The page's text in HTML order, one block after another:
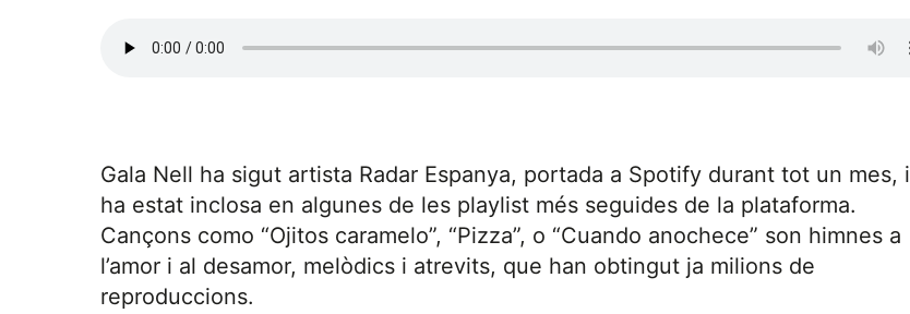
Gala Nell ha sigut artista Radar Espanya, portada a Spotify durant tot un mes, i
ha estat inclosa en algunes de les playlist més seguides de la plataforma.
Cançons como “Ojitos caramelo”, “Pizza”, o “Cuando anochece” son himnes a
l’amor i al desamor, melòdics i atrevits, que han obtingut ja milions de
reproduccions.